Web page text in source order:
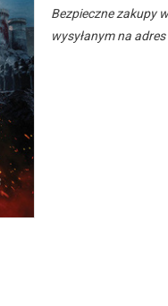
Bezpieczne zakupy
wysyłanym na